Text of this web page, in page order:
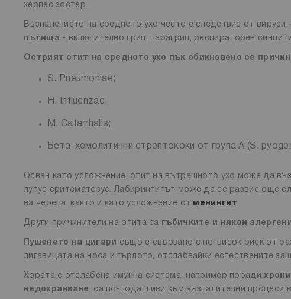
херпес зостер.
Възпалението на средното ухо често е следствие от
пътища - включително грип, парагрип, респираторен
Острият отит на средното ухо пък обикновено се
S. Pneumoniae;
H. Influenzae;
M. Catarrhalis;
Бета-хемолитични стрептококи от група А (S.
Освен като усложнение, отит на вътрешното ухо може да
лупус еритематозус. Лабиринтитът може да се развие още
на черепа, както и като усложнение от менингит.
Други причинители на отита са гъбичките и някои
Пушенето на цигари също е свързано с по-висок риск от
лигавицата на носа и гърлото, отслабвайки естествените
Хората с отслабена имунна система, например поради
недохранване , са по-податливи към възпалителни процеси